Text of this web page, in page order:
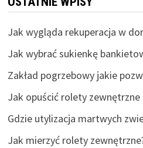
Jak wygląda rekuperacja w
Jak wybrać sukienkę
Zakład pogrzebowy jakie
Jak opuścić rolety zewnętrzne
Gdzie utylizacja martwych
Jak mierzyć rolety